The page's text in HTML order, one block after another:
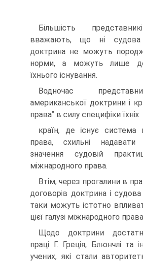
Більшість
вважають, що ні судова
доктрина не можуть
норми, а можуть лише
їхнього іс­нування.
Водночас
американської доктри­ни і
права” в силу специфіки їхніх
країн, де існує система
права, схильні надавати
значення судовій
міжнародного права.
Втім, через прогалини в
догово­рів доктрина і
таки можуть істотно
цієї галузі міжнародного
Щодо доктрини
праці Г. Греція, Блюнчлі та
учених, які стали